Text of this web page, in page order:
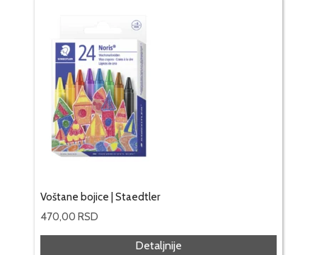
Voštane bojice | Staedtler
470,00 RSD
Detaljnije